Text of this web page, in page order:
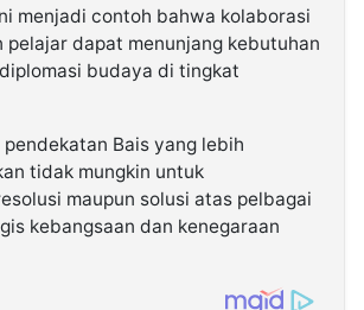
menjadi contoh bahwa kolaborasi
pelajar dapat menunjang kebutuhan
budaya di tingkat
Bais yang lebih
tidak mungkin untuk
maupun solusi atas pelbagai
kebangsaan dan kenegaraan